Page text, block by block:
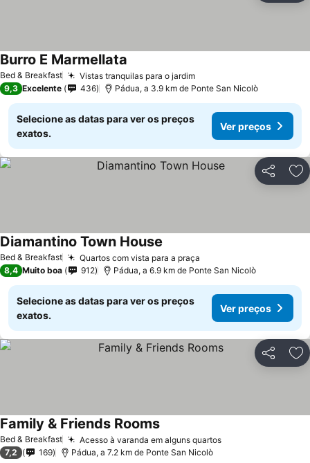
Bed & Breakfast Vistas tranquilas para o jardim
Burro E Marmellata
9,3 Excelente 436 Pádua, a 3.9 km de Ponte San Nicolò
Selecione as datas para ver os preços
exatos.
Ver preços
Partilhar
Bed & Breakfast Quartos com vista para a praça
Diamantino Town House
8,4 Muito boa 912 Pádua, a 6.9 km de Ponte San Nicolò
Selecione as datas para ver os preços
exatos.
Ver preços
Partilhar
Bed & Breakfast Acesso à varanda em alguns quartos
Family & Friends Rooms
7,2 169 Pádua, a 7.2 km de Ponte San Nicolò